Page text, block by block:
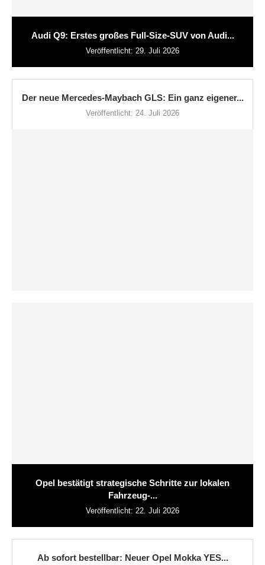
Audi Q9: Erstes großes Full-Size-SUV von Audi...
Veröffentlicht: 29. Juli 2026
Der neue Mercedes-Maybach GLS: Ein ganz eigener...
Veröffentlicht: 24. Juli 2026
Opel bestätigt strategische Schritte zur lokalen
Fahrzeug-...
Veröffentlicht: 22. Juli 2026
Ab sofort bestellbar: Neuer Opel Mokka YES...